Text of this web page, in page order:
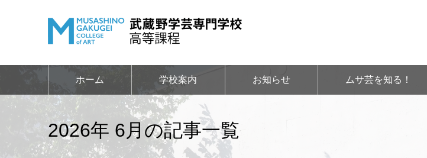
ホーム 学校案内 お知らせ ムサ芸を知る！
2026年 6月の記事一覧